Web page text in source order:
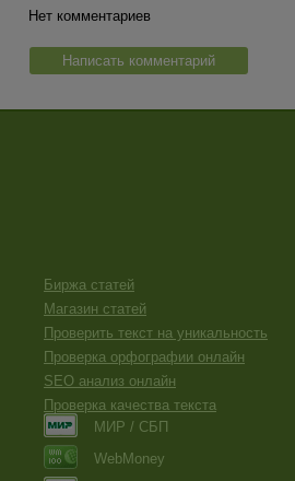
Нет комментариев
Написать комментарий
Биржа статей
Магазин статей
Проверить текст на уникальность
Проверка орфографии онлайн
SEO анализ онлайн
Проверка качества текста
МИР / СБП
WebMoney